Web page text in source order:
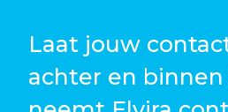
Laat jouw
achter en